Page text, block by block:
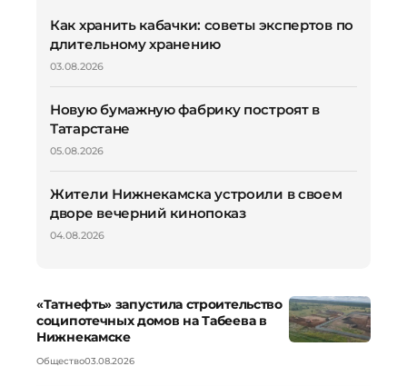
Как хранить кабачки: советы экспертов по
длительному хранению
03.08.2026
Новую бумажную фабрику построят в
Татарстане
05.08.2026
Жители Нижнекамска устроили в своем
дворе вечерний кинопоказ
04.08.2026
«Татнефть» запустила строительство
соципотечных домов на Табеева в
Нижнекамске
Общество03.08.2026